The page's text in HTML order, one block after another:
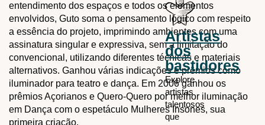
Artistas
dos
bastidores
Explore
artistas
talentosos
que
entendimento dos espaços e todos os elementos
envolvidos, Guto soma o pensamento lógico com respeito
a essência do projeto, imprimindo ambientes com uma
assinatura singular e expressiva, sem a limitação do
convencional, utilizando diferentes técnicas e materiais
alternativos. Ganhou várias indicações e prêmios como
iluminador para teatro e dança. Em 2006 ganhou os
prêmios Açorianos e Quero-Quero por melhor iluminação
em Dança com o espetáculo Mulheres Insones, sua
primeira criação.